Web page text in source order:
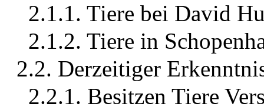
2.1.1. Tiere bei David
2.1.2. Tiere in
2.2. Derzeitiger
2.2.1. Besitzen Tiere